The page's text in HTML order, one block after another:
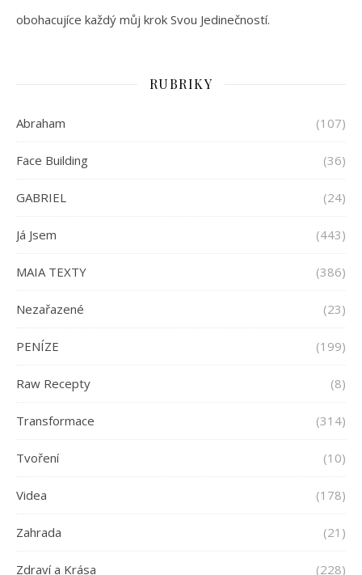
obohacujíce každý můj krok Svou Jedinečností.
RUBRIKY
Abraham (107)
Face Building (36)
GABRIEL (24)
Já Jsem (443)
MAIA TEXTY (386)
Nezařazené (23)
PENÍZE (199)
Raw Recepty (8)
Transformace (314)
Tvoření (10)
Videa (178)
Zahrada (21)
Zdraví a Krása (228)